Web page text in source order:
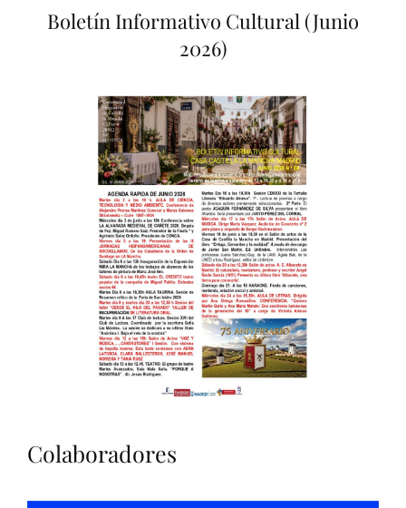
Boletín Informativo Cultural (Junio
2026)
Colaboradores